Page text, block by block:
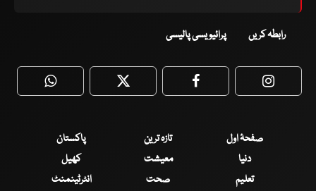
رابطہ کریں پرائیویسی پالیسی
WhatsApp Twitter Facebook
صفحۂ اول تازہ ترین
پاکستان
دنیا
معیشت
کھیل
تعلیم
صحت
انٹرٹینمنٹ